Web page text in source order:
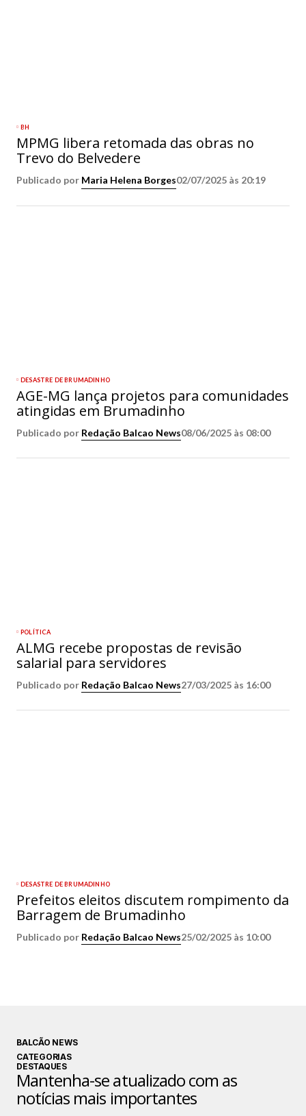
BH
MPMG libera retomada das obras no
Trevo do Belvedere
Publicado por Maria Helena Borges02/07/2025 às 20:19
DESASTRE DE BRUMADINHO
AGE-MG lança projetos para comunidades
atingidas em Brumadinho
Publicado por Redação Balcao News08/06/2025 às 08:00
POLÍTICA
ALMG recebe propostas de revisão
salarial para servidores
Publicado por Redação Balcao News27/03/2025 às 16:00
DESASTRE DE BRUMADINHO
Prefeitos eleitos discutem rompimento da
Barragem de Brumadinho
Publicado por Redação Balcao News25/02/2025 às 10:00
BALCÃO NEWS
CATEGORIAS
DESTAQUES
Mantenha-se atualizado com as
notícias mais importantes